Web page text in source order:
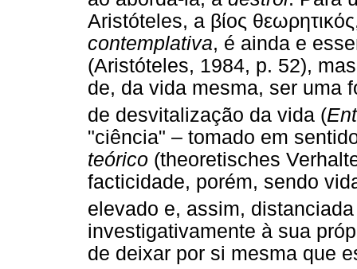
Aristóteles, a βίος
contemplativa, é ainda e
(Aristóteles, 1984, p. 52),
de, da vida mesma, ser uma
de desvitalização da vida (
"ciência" – tomado em
teórico (theoretisches
facticidade, porém, sendo
elevado e, assim,
investigativamente à sua
de deixar por si mesma que